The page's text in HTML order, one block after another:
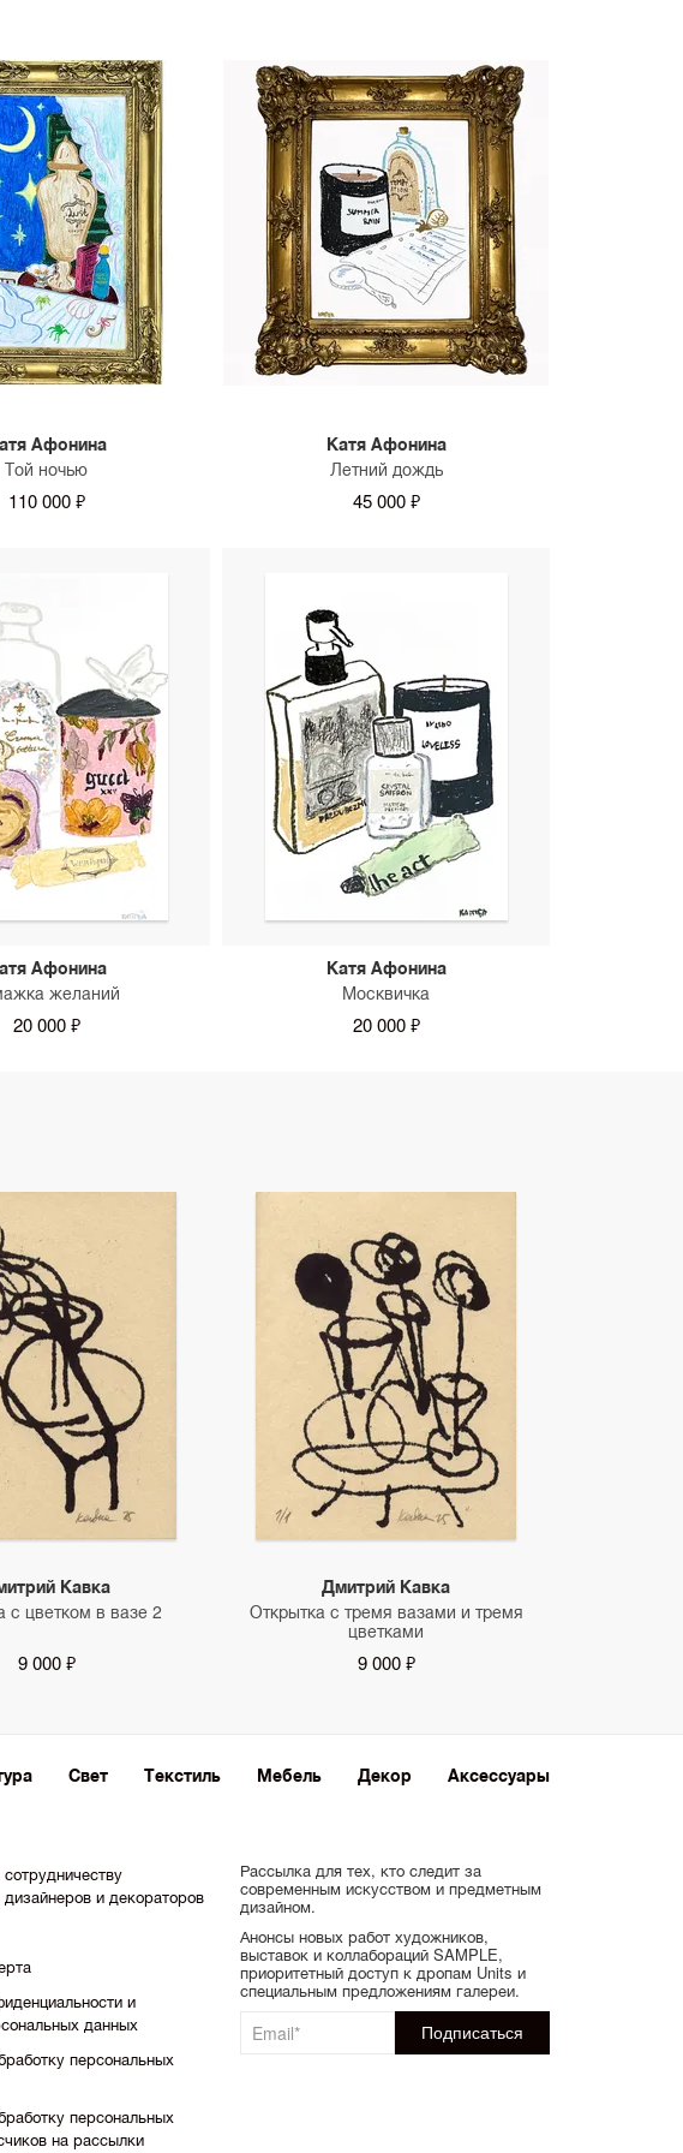
Афонина
Той ночью
110 000 ₽
Катя Афонина
Летний дождь
45 000 ₽
Афонина
желаний
20 000 ₽
Катя Афонина
Москвичка
20 000 ₽
Кавка
с цветком в вазе 2
9 000 ₽
Дмитрий Кавка
Открытка с тремя вазами и тремя
цветками
9 000 ₽
Свет Текстиль Мебель Декор Аксессуары
дизайнеров и декораторов
и
данных
персональных
персональных
на рассылки
Рассылка для тех, кто следит за
современным искусством и предметным
дизайном.
Анонсы новых работ художников,
выставок и коллабораций SAMPLE,
приоритетный доступ к дропам Units и
специальным предложениям галереи.